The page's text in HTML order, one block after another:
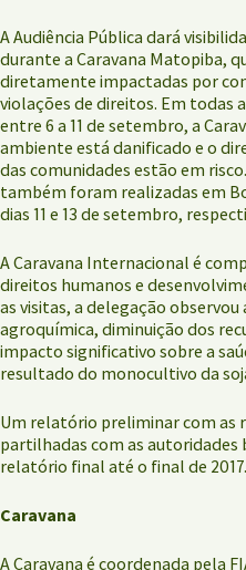
A Audiência Pública dará
durante a Caravana Matopiba,
diretamente impactadas por
violações de direitos. Em todas
entre 6 a 11 de setembro, a
ambiente está danificado e o
das comunidades estão em
também foram realizadas em
dias 11 e 13 de setembro,
A Caravana Internacional é
direitos humanos e
as visitas, a delegação
agroquímica, diminuição dos
impacto significativo sobre a
resultado do monocultivo da
Um relatório preliminar com as
partilhadas com as autoridades
relatório final até o final de 2017.
Caravana
A Caravana é coordenada pela